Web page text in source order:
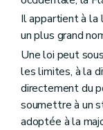
Chapitre
Section
Art.
Art.
Art.
Art.
Art.
Art.
Art.
Il appartient à la
un plus grand
Une loi peut
les limites, à la
directement du
soumettre à un
adoptée à la